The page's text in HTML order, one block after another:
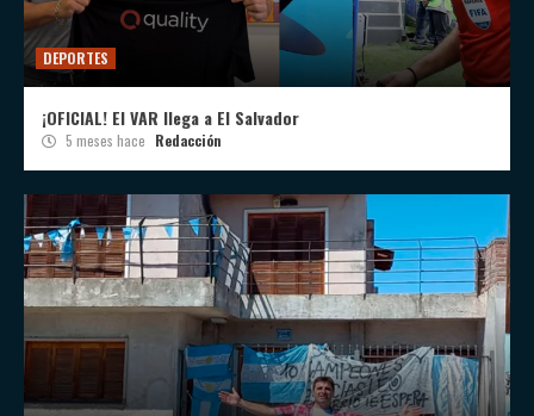
DEPORTES
¡OFICIAL! El VAR llega a El Salvador
5 meses hace Redacción